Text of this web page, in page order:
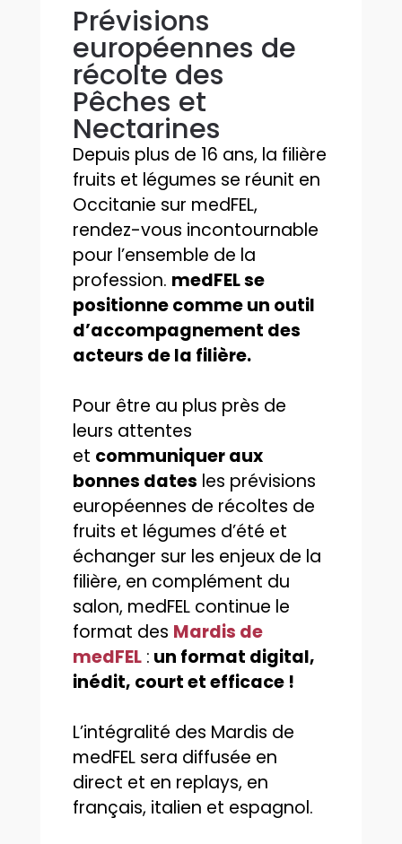
Prévisions
européennes de
récolte des
Pêches et
Nectarines
Depuis plus de 16 ans, la filière
fruits et légumes se réunit en
Occitanie sur medFEL,
rendez-vous incontournable
pour l’ensemble de la
profession. medFEL se
positionne comme un outil
d’accompagnement des
acteurs de la filière.
Pour être au plus près de
leurs attentes
et communiquer aux
bonnes dates les prévisions
européennes de récoltes de
fruits et légumes d’été et
échanger sur les enjeux de la
filière, en complément du
salon, medFEL continue le
format des Mardis de
medFEL: un format digital,
inédit, court et efficace !
L’intégralité des Mardis de
medFEL sera diffusée en
direct et en replays, en
français, italien et espagnol.